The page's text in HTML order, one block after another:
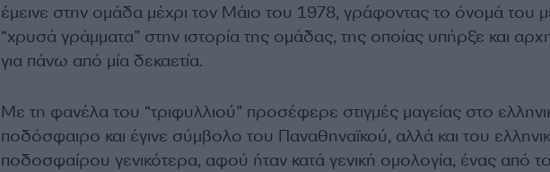
έμεινε στην ομάδα μέχρι τον Μάιο του 1978, γράφοντας το όνομά του
“χρυσά γράμματα” στην ιστορία της ομάδας, της οποίας υπήρξε και
για πάνω από μία δεκαετία.
Με τη φανέλα του “τριφυλλιού” προσέφερε στιγμές μαγείας στο
ποδόσφαιρο και έγινε σύμβολο του Παναθηναϊκού, αλλά και του
ποδοσφαίρου γενικότερα, αφού ήταν κατά γενική ομολογία, ένας από